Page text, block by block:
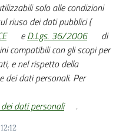
solo alle condizioni
riuso dei dati pubblici (
eD.Lgs. 36/2006
di
compatibili con gli scopi per
e nel rispetto della
dei dati personali. Per
dati personali
.